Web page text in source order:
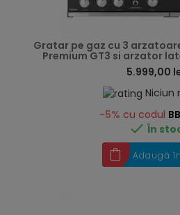
Gratar pe gaz cu 3
Premium GT3 si arzator
5.999,00
Niciun
-5% cu codul
 În
Adaugă